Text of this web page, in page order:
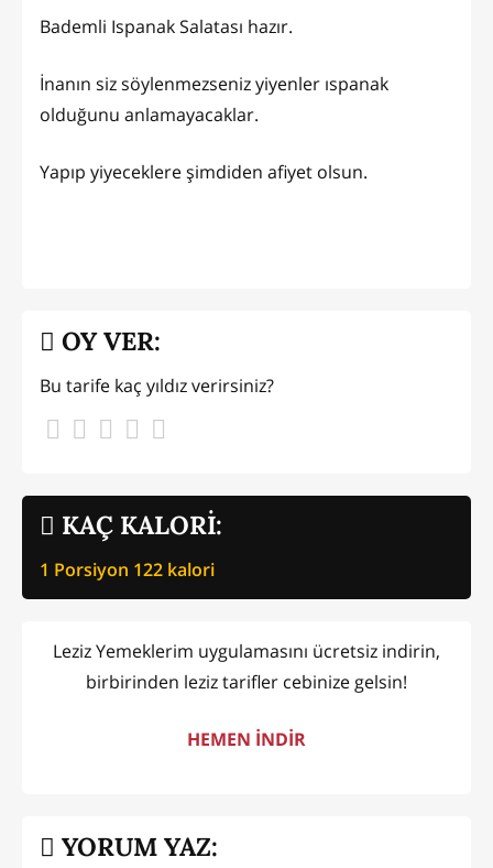
Bademli Ispanak Salatası hazır.
İnanın siz söylenmezseniz yiyenler ıspanak
olduğunu anlamayacaklar.
Yapıp yiyeceklere şimdiden afiyet olsun.
KAÇ KALORİ:
1 Porsiyon 122 kalori
OY VER:
Bu tarife kaç yıldız verirsiniz?
Leziz Yemeklerim uygulamasını ücretsiz indirin,
birbirinden leziz tarifler cebinize gelsin!
HEMEN İNDİR
YORUM YAZ: